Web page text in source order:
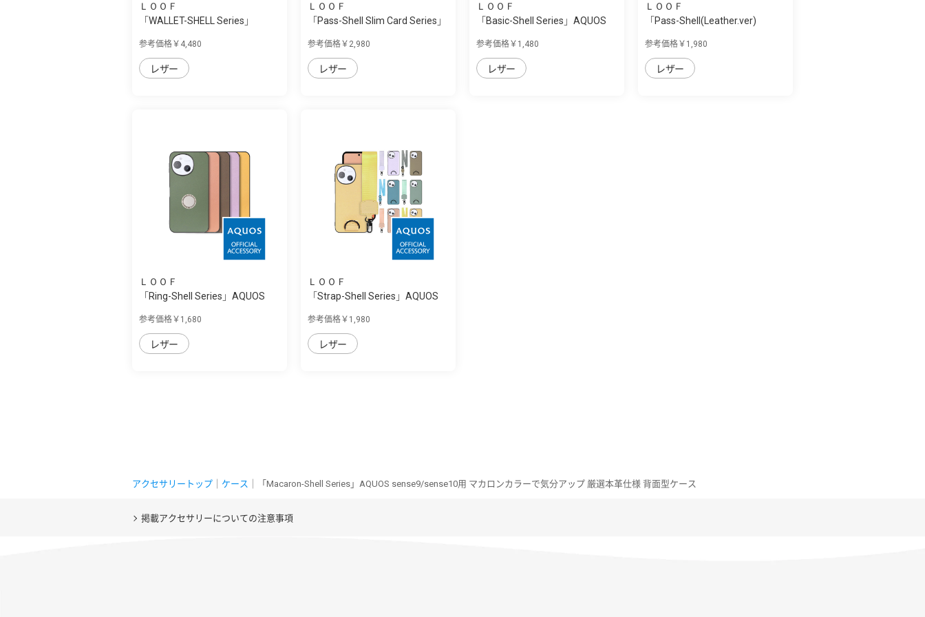
ＬＯＯＦ
「WALLET-SHELL Series」
参考価格￥4,480
レザー
ＬＯＯＦ
「Pass-Shell Slim Card Series」
参考価格￥2,980
レザー
ＬＯＯＦ
「Basic-Shell Series」AQUOS
参考価格￥1,480
レザー
ＬＯＯＦ
「Pass-Shell(Leather.ver)
参考価格￥1,980
レザー
ＬＯＯＦ
「Ring-Shell Series」AQUOS
参考価格￥1,680
レザー
ＬＯＯＦ
「Strap-Shell Series」AQUOS
参考価格￥1,980
レザー
アクセサリートップ ケース ｜「Macaron-Shell Series」AQUOS sense9/sense10用 マカロンカラーで気分アップ 厳選本革仕様 背面型ケース
掲載アクセサリーについての注意事項